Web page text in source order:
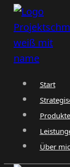
Zum
Inhalt
springen
Start
Produkte
Über